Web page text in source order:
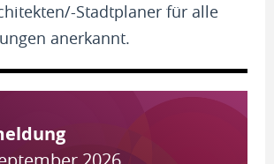
Stadtplaner für alle
anerkannt.